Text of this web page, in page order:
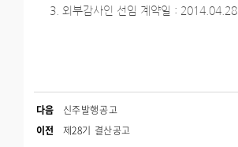
3. 외부감사인 선임 계약일 : 2014.04.28.
다음
신주발행공고
이전 제28기 결산공고